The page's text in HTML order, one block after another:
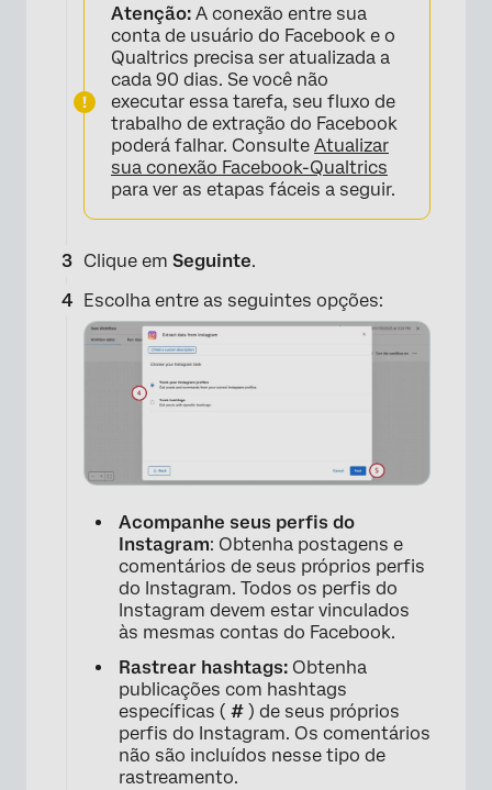
×
Atenção: A conexão entre sua
conta de usuário do Facebook e o
Qualtrics precisa ser atualizada a
cada 90 dias. Se você não
executar essa tarefa, seu fluxo de
trabalho de extração do Facebook
poderá falhar. Consulte Atualizar
sua conexão Facebook-Qualtrics
para ver as etapas fáceis a seguir.
Clique em Seguinte.
Escolha entre as seguintes opções:
Acompanhe seus perfis do
Instagram: Obtenha postagens e
comentários de seus próprios perfis
do Instagram. Todos os perfis do
Instagram devem estar vinculados
às mesmas contas do Facebook.
Rastrear hashtags: Obtenha
publicações com hashtags
específicas ( # ) de seus próprios
perfis do Instagram. Os comentários
não são incluídos nesse tipo de
rastreamento.